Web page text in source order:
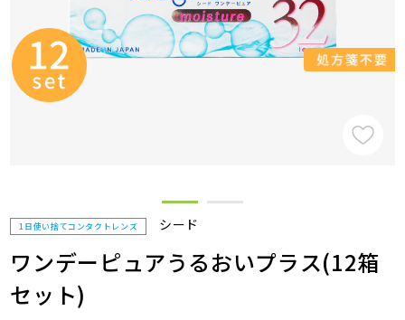
1日使い捨てコンタクトレンズ シード
ワンデーピュアうるおいプラス(12箱
セット)